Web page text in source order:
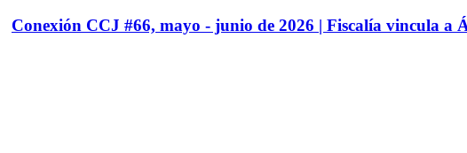
Conexión CCJ #66, mayo - junio de 2026 | Fiscalía vincula a